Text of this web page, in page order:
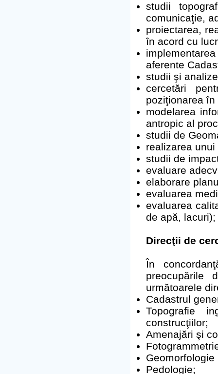
studii
comunicaţie,
proiectarea,
în acord cu
aferente
studii şi
cercetări
poziţionarea
modelarea
antropic al
studii de
realizarea
studii de
evaluare
elaborare
evaluarea
evaluarea
de apă, lacuri);
Direcţii de
În
preocupările
următoarele
Cadastrul
Topografie
construcţiilor;
Amenajări şi
Pedologie;